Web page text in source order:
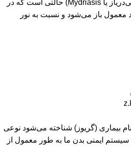
گشاد شدن مردمک چشم (می‌دریاز یا Mydriasis) حالتی است که در
باز می‌شود و نسبت به نور
بیماری (گریوز) شناخته می‌شود نوعی
سیستم ایمنی بدن ما به طور معمول از